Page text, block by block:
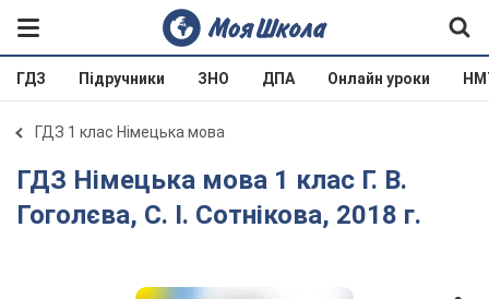
ГДЗ Підручники ЗНО ДПА Онлайн уроки
ГДЗ 1 клас Німецька мова
ГДЗ Німецька мова 1 клас Г. В.
Гоголєва, С. І. Сотнікова, 2018 г.